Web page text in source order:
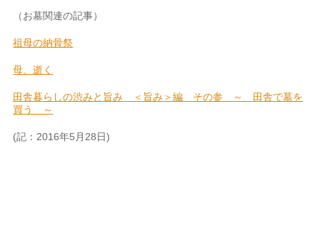
（お墓関連の記事）
祖母の納骨祭
母、逝く
田舎暮らしの渋みと旨み ＜旨み＞編 その参 ～ 田舎で墓を
買う ～
(記：2016年5月28日)